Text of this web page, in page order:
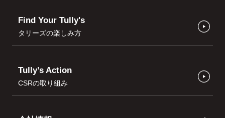
Find Your Tully's
タリーズの楽しみ方
Tully’s Action
CSRの取り組み